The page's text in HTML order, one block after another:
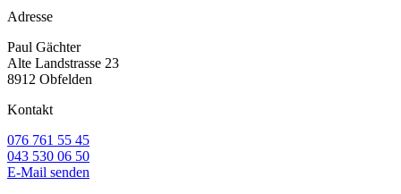
Adresse
Paul Gächter
Alte Landstrasse 23
8912 Obfelden
Kontakt
076 761 55 45
043 530 06 50
E-Mail senden